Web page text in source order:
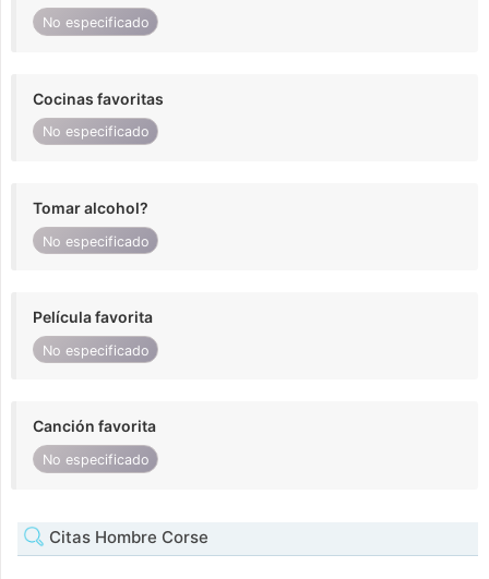
No especificado
Cocinas favoritas
No especificado
Tomar alcohol?
No especificado
Película favorita
No especificado
Canción favorita
No especificado
Citas Hombre Corse